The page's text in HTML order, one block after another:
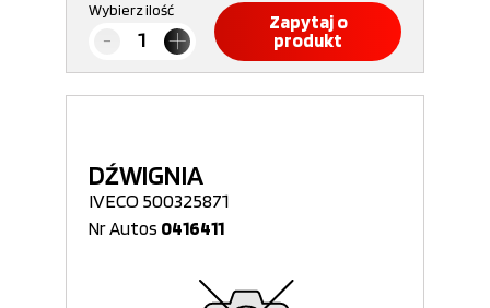
Wybierz ilość
Zapytaj o
produkt
DŹWIGNIA
IVECO 500325871
Nr Autos 0416411